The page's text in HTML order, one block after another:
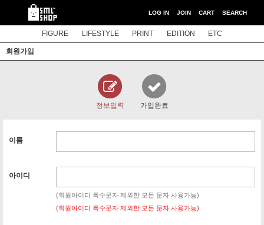
LOG IN JOIN CART SEARCH
FIGURE LIFESTYLE PRINT EDITION ETC
회원가입
정보입력 가입완료
이름
아이디
(회원아이디 특수문자 제외한 모든 문자 사용가능)
(회원아이디 특수문자 제외한 모든 문자 사용가능)